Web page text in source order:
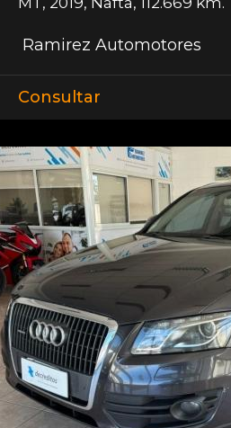
Ramirez Automotores
Consultar